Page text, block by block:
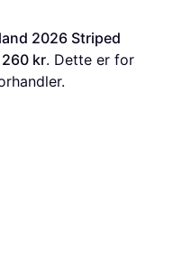
2026 Striped
260 kr. Dette er for